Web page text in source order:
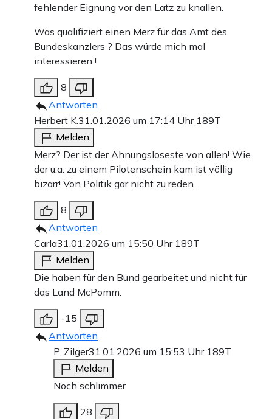
fehlender Eignung vor den Latz zu knallen.
Was qualifiziert einen Merz für das Amt des
Bundeskanzlers ? Das würde mich mal
interessieren !
8
Antworten
Herbert K.31.01.2026 um 17:14 Uhr 189T
Melden
Merz? Der ist der Ahnungsloseste von allen! Wie
der u.a. zu einem Pilotenschein kam ist völlig
bizarr! Von Politik gar nicht zu reden.
8
Antworten
Carla31.01.2026 um 15:50 Uhr 189T
Melden
Die haben für den Bund gearbeitet und nicht für
das Land McPomm.
-15
Antworten
P. Zilger31.01.2026 um 15:53 Uhr 189T
Melden
Noch schlimmer
28